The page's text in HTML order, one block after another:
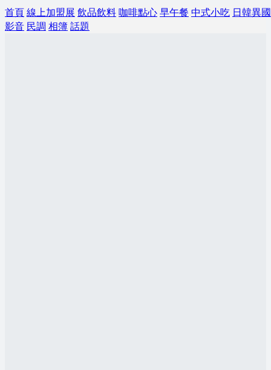
首頁線上加盟展 飲品飲料咖啡點心早午餐 中式小吃 日韓異國
影音 民調 相簿話題